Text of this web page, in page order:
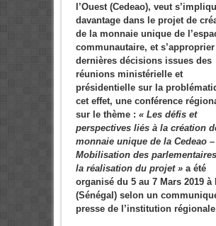
l’Ouest (Cedeao), veut
davantage dans le projet de
de la monnaie unique de
communautaire, et
dernières décisions issues des
réunions ministérielle et
présidentielle sur la
cet effet, une conférence
sur le thème : « Les défis et
perspectives liés à la création
monnaie unique de la Cedeao –
Mobilisation des
la réalisation du projet »a été
organisé du 5 au 7 Mars 2019 à
(Sénégal) selon un
presse de l’institution